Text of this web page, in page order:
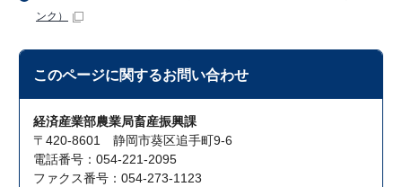
ンク）
このページに関するお問い合わせ
経済産業部農業局畜産振興課
〒420-8601 静岡市葵区追手町9-6
電話番号：054-221-2095
ファクス番号：054-273-1123